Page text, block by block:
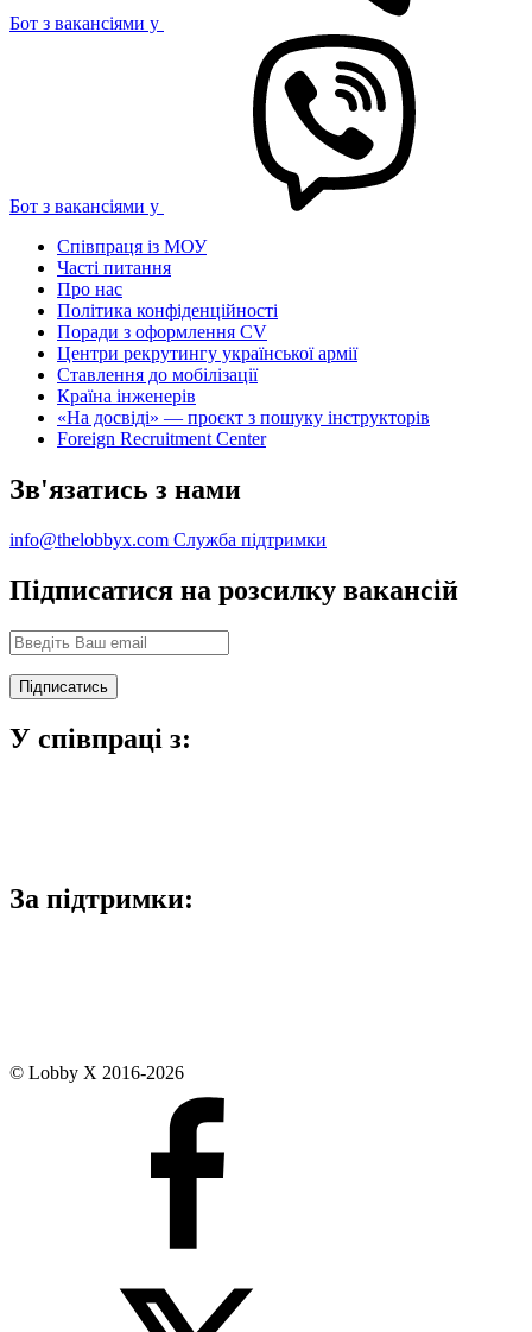
Бот з вакансіями у
Бот з вакансіями у
Співпраця із МОУ
Часті питання
Про нас
Політика конфіденційності
Поради з оформлення CV
Центри рекрутингу української армії
Ставлення до мобілізації
Країна інженерів
«На досвіді» — проєкт з пошуку інструкторів
Foreign Recruitment Center
Зв'язатись з нами
info@thelobbyx.com Служба підтримки
Підписатися на розсилку вакансій
У співпраці з:
За підтримки:
© Lobby X 2016-2026